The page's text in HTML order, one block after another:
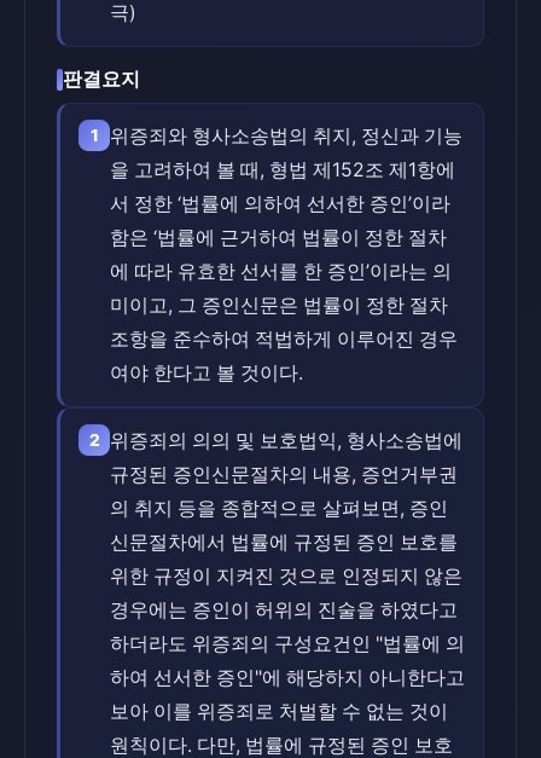
극)
판결요지
1
위증죄와 형사소송법의 취지, 정신과 기능
을 고려하여 볼 때, 형법 제152조 제1항에
서 정한 ‘법률에 의하여 선서한 증인’이라
함은 ‘법률에 근거하여 법률이 정한 절차
에 따라 유효한 선서를 한 증인’이라는 의
미이고, 그 증인신문은 법률이 정한 절차
조항을 준수하여 적법하게 이루어진 경우
여야 한다고 볼 것이다.
2 위증죄의 의의 및 보호법익, 형사소송법에
규정된 증인신문절차의 내용, 증언거부권
의 취지 등을 종합적으로 살펴보면, 증인
신문절차에서 법률에 규정된 증인 보호를
위한 규정이 지켜진 것으로 인정되지 않은
경우에는 증인이 허위의 진술을 하였다고
하더라도 위증죄의 구성요건인 "법률에 의
하여 선서한 증인"에 해당하지 아니한다고
보아 이를 위증죄로 처벌할 수 없는 것이
원칙이다. 다만, 법률에 규정된 증인 보호